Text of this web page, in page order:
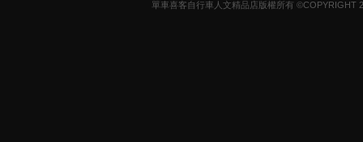
單車喜客自行車人文精品店版權所有